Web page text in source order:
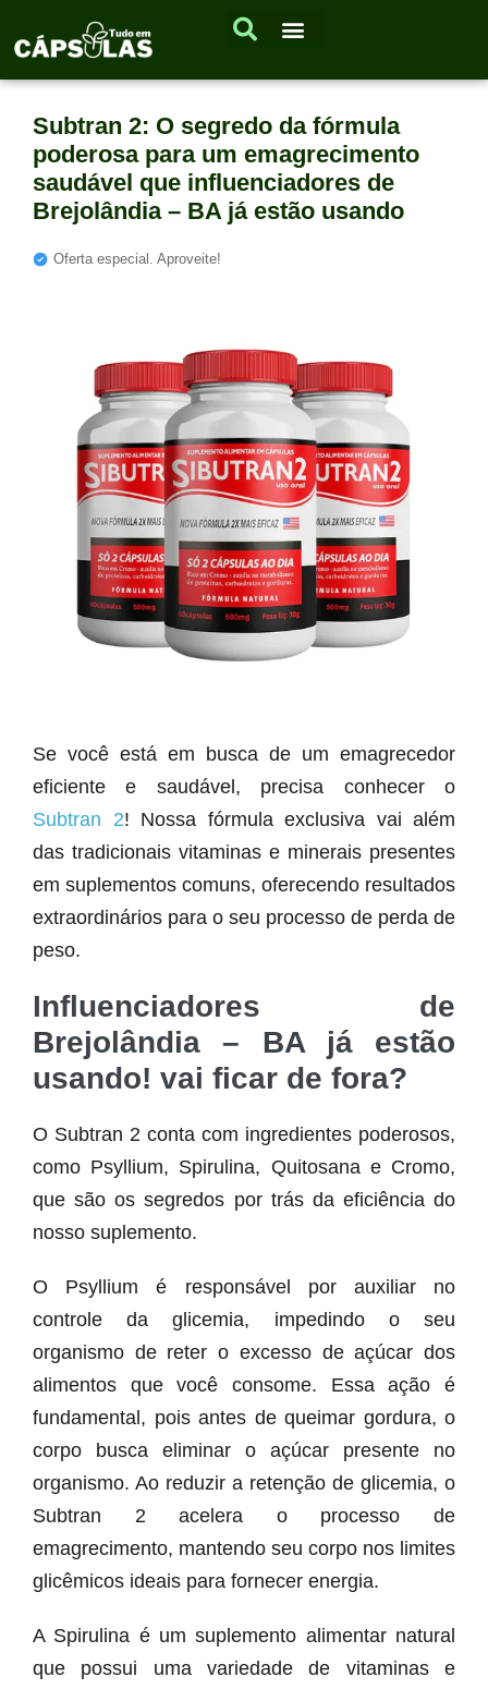
Subtran 2: O segredo da fórmula
poderosa para um emagrecimento
saudável que influenciadores de
Brejolândia – BA já estão usando
Oferta especial. Aproveite!
Se você está em busca de um emagrecedor
eficiente e saudável, precisa conhecer o
Subtran 2! Nossa fórmula exclusiva vai além
das tradicionais vitaminas e minerais presentes
em suplementos comuns, oferecendo resultados
extraordinários para o seu processo de perda de
peso.
Influenciadores de
Brejolândia – BA já estão
usando! vai ficar de fora?
O Subtran 2 conta com ingredientes poderosos,
como Psyllium, Spirulina, Quitosana e Cromo,
que são os segredos por trás da eficiência do
nosso suplemento.
O Psyllium é responsável por auxiliar no
controle da glicemia, impedindo o seu
organismo de reter o excesso de açúcar dos
alimentos que você consome. Essa ação é
fundamental, pois antes de queimar gordura, o
corpo busca eliminar o açúcar presente no
organismo. Ao reduzir a retenção de glicemia, o
Subtran 2 acelera o processo de
emagrecimento, mantendo seu corpo nos limites
glicêmicos ideais para fornecer energia.
A Spirulina é um suplemento alimentar natural
que possui uma variedade de vitaminas e